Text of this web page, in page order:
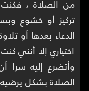
من الصلاة ، فكنت
تركيز أو خشوع
الدعاء بعدها أو
اختياري إلا أنني
وأتضرع إليه سراً
الصلاة بشكل